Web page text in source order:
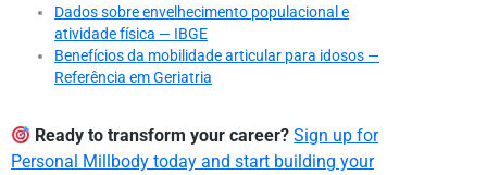
Dados sobre envelhecimento populacional e
atividade física — IBGE
Benefícios da mobilidade articular para idosos —
Referência em Geriatria
Ready to transform your career? Sign up for
Personal Millbody today and start building your